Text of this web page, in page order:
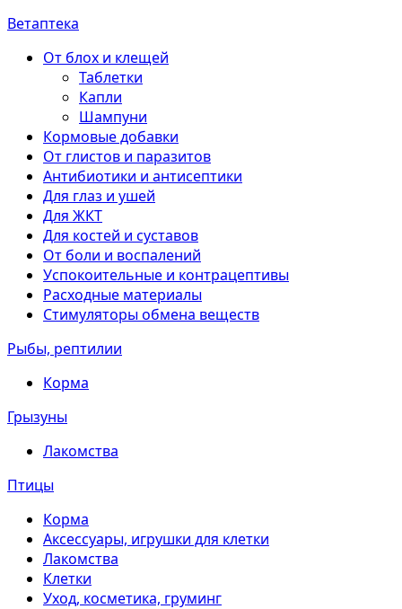
Ветаптека
От блох и клещей
Таблетки
Капли
Шампуни
Кормовые добавки
От глистов и паразитов
Антибиотики и антисептики
Для глаз и ушей
Для ЖКТ
Для костей и суставов
От боли и воспалений
Успокоительные и контрацептивы
Расходные материалы
Стимуляторы обмена веществ
Рыбы, рептилии
Корма
Грызуны
Лакомства
Птицы
Корма
Аксессуары, игрушки для клетки
Лакомства
Клетки
Уход, косметика, груминг